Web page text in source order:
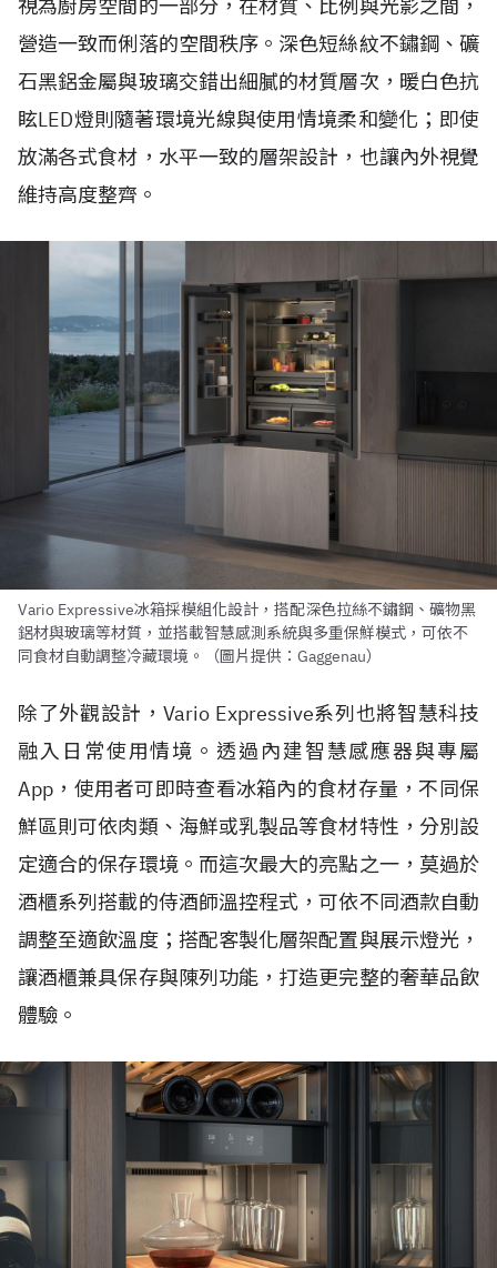
視為廚房空間的一部分，在材質、比例與光影之間，
營造一致而俐落的空間秩序。深色短絲紋不鏽鋼、礦
石黑鋁金屬與玻璃交錯出細膩的材質層次，暖白色抗
眩LED燈則隨著環境光線與使用情境柔和變化；即使
放滿各式食材，水平一致的層架設計，也讓內外視覺
維持高度整齊。
Vario Expressive冰箱採模組化設計，搭配深色拉絲不鏽鋼、礦物黑
鋁材與玻璃等材質，並搭載智慧感測系統與多重保鮮模式，可依不
同食材自動調整冷藏環境。（圖片提供：Gaggenau）
除了外觀設計，Vario Expressive系列也將智慧科技
融入日常使用情境。透過內建智慧感應器與專屬
App，使用者可即時查看冰箱內的食材存量，不同保
鮮區則可依肉類、海鮮或乳製品等食材特性，分別設
定適合的保存環境。而這次最大的亮點之一，莫過於
酒櫃系列搭載的侍酒師溫控程式，可依不同酒款自動
調整至適飲溫度；搭配客製化層架配置與展示燈光，
讓酒櫃兼具保存與陳列功能，打造更完整的奢華品飲
體驗。